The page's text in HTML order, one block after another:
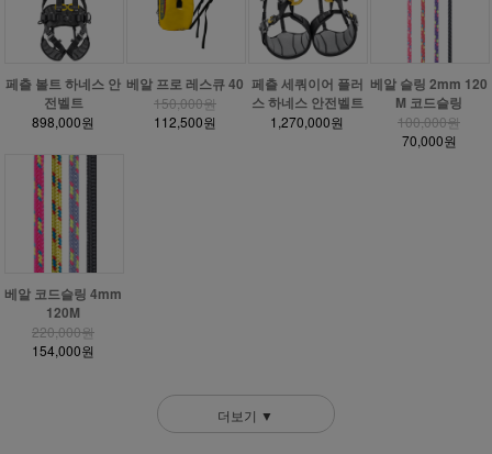
페츨 볼트 하네스 안
전벨트
898,000원
베알 프로 레스큐 40
150,000원
112,500원
페츨 세쿼이어 플러
스 하네스 안전벨트
1,270,000원
베알 슬링 2mm 120
M 코드슬링
100,000원
70,000원
베알 코드슬링 4mm
120M
220,000원
154,000원
더보기 ▼